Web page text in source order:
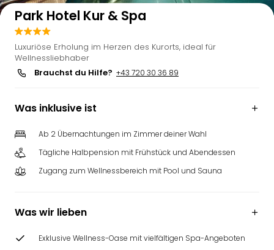
Park Hotel Kur & Spa
Luxuriöse Erholung im Herzen des Kurorts, ideal für
Wellnessliebhaber
Brauchst du Hilfe? +43 720 30 36 89
Was inklusive ist
Ab 2 Übernachtungen im Zimmer deiner Wahl
Tägliche Halbpension mit Frühstück und Abendessen
Zugang zum Wellnessbereich mit Pool und Sauna
Was wir lieben
Exklusive Wellness-Oase mit vielfältigen Spa-Angeboten